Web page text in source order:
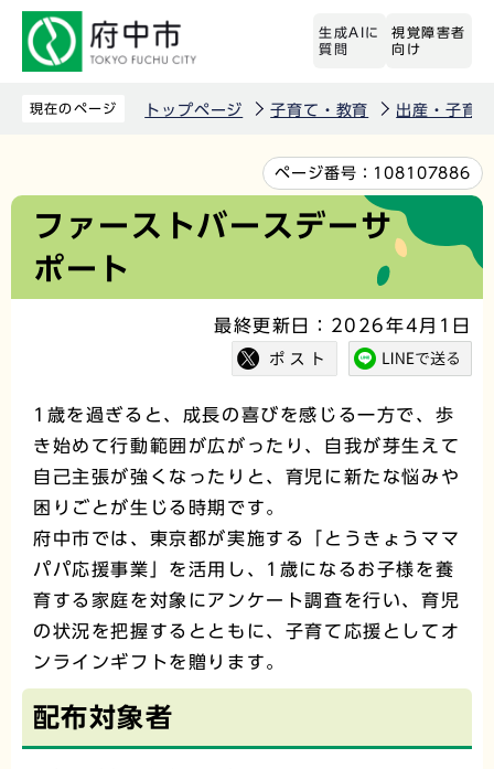
先
生成AIに
質問
視覚障害者
向け
現在のページ トップページ 子育て・教育 出産・子育て
文
か
ページ番号： 108107886
ファーストバースデーサ
ポート
最終更新日：2026年4月1日
1歳を過ぎると、成長の喜びを感じる一方で、歩
き始めて行動範囲が広がったり、自我が芽生えて
自己主張が強くなったりと、育児に新たな悩みや
困りごとが生じる時期です。
府中市では、東京都が実施する「とうきょうママ
パパ応援事業」を活用し、1歳になるお子様を養
育する家庭を対象にアンケート調査を行い、育児
の状況を把握するとともに、子育て応援としてオ
ンラインギフトを贈ります｡
配布対象者